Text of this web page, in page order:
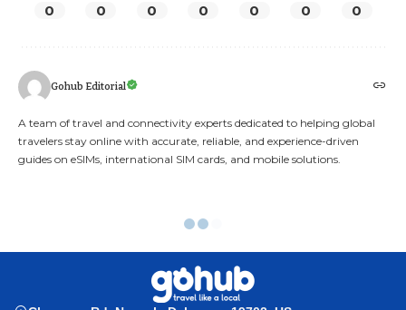
0 0 0 0 0 0 0
Gohub Editorial
A team of travel and connectivity experts dedicated to helping global
travelers stay online with accurate, reliable, and experience-driven
guides on eSIMs, international SIM cards, and mobile solutions.